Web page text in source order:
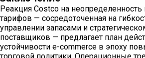
Реакция Costco на
тарифов — сосредоточенная на
управлении запасами и
поставщиков — предлагает план
устойчивости e-commerce в эпоху